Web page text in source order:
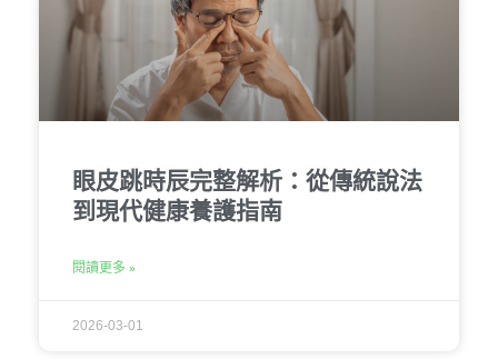
眼皮跳時辰完整解析：從傳統說法
到現代健康養護指南
閱讀更多 »
2026-03-01